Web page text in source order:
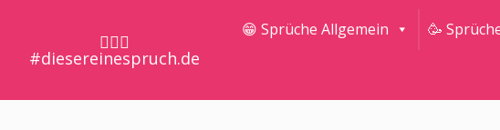
🤷🏼‍♀️
#diesereinespruch.de
😁 Sprüche Allgemein 🥳